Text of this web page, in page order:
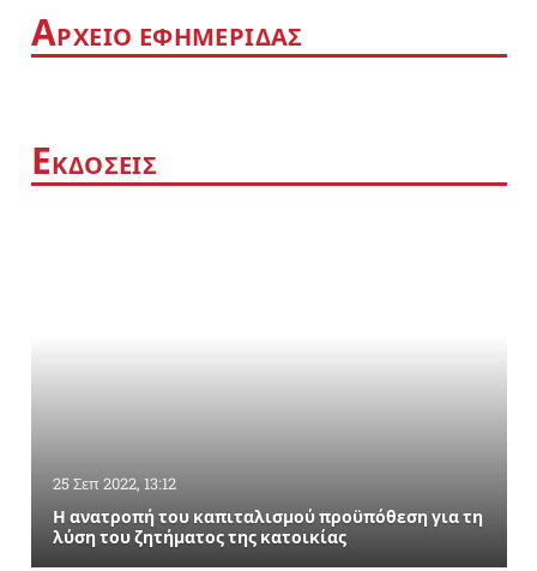
ΑΡΧΕΙΟ ΕΦΗΜΕΡΙΔΑΣ
ΕΚΔΟΣΕΙΣ
25 Σεπ 2022, 13:12
Η ανατροπή του καπιταλισμού προϋπόθεση για τη
λύση του ζητήματος της κατοικίας